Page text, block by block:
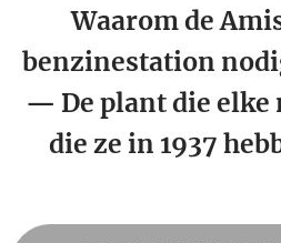
Waarom de
benzinestation
— De plant die
die ze in 1937